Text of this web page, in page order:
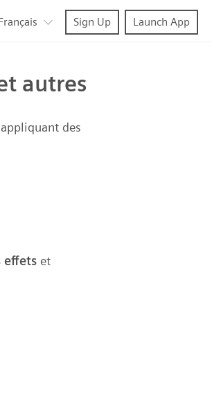
Sign Up Launch App
autres
des
effets et